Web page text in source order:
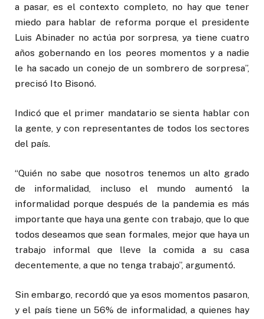
a pasar, es el contexto completo, no hay que tener
miedo para hablar de reforma porque el presidente
Luis Abinader no actúa por sorpresa, ya tiene cuatro
años gobernando en los peores momentos y a nadie
le ha sacado un conejo de un sombrero de sorpresa”,
precisó Ito Bisonó.
Indicó que el primer mandatario se sienta hablar con
la gente, y con representantes de todos los sectores
del país.
“Quién no sabe que nosotros tenemos un alto grado
de informalidad, incluso el mundo aumentó la
informalidad porque después de la pandemia es más
importante que haya una gente con trabajo, que lo que
todos deseamos que sean formales, mejor que haya un
trabajo informal que lleve la comida a su casa
decentemente, a que no tenga trabajo”, argumentó.
Sin embargo, recordó que ya esos momentos pasaron,
y el país tiene un 56% de informalidad, a quienes hay